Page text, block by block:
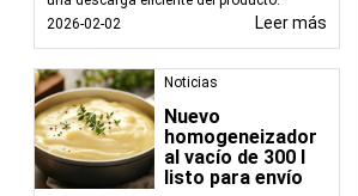
2026-02-02
Leer más
Noticias
Nuevo
homogeneizador
al vacío de 300 l
listo para envío